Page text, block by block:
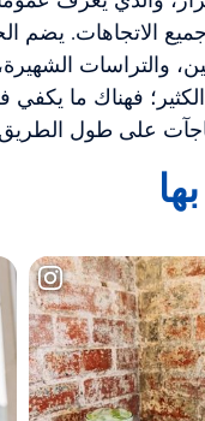
في جميع الاتجاهات.
والتراسات
فهناك ما
على طول